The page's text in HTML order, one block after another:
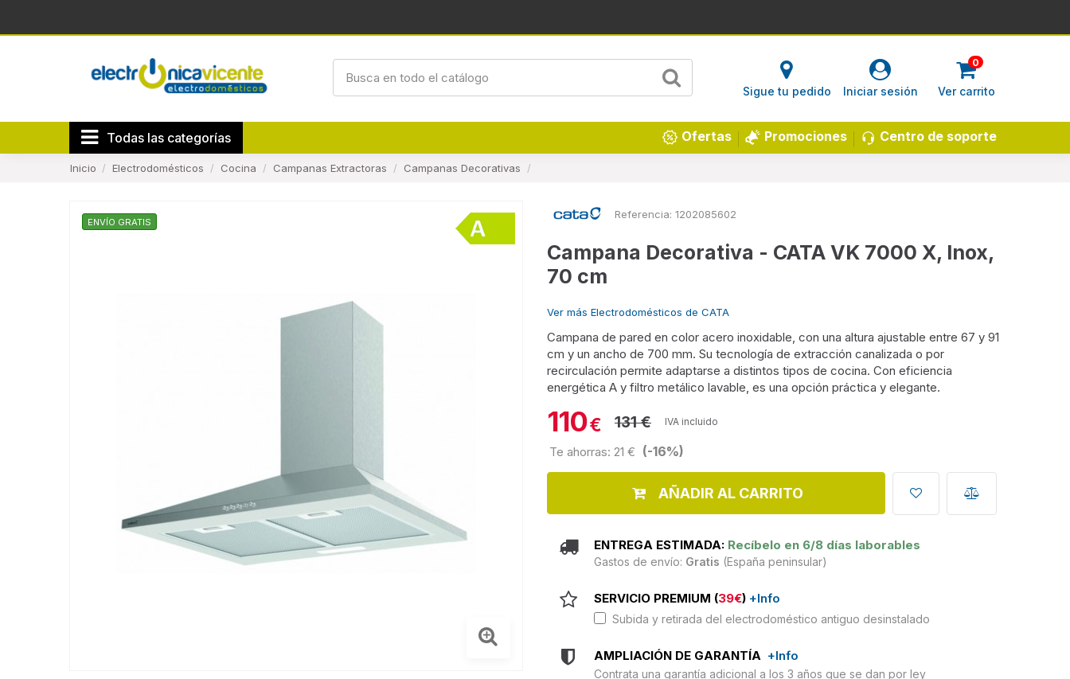
Sigue tu pedido Iniciar sesión
0
Ver carrito
Todas las categorías Centro de soporte
Promociones
Ofertas
Inicio Electrodomésticos Cocina Campanas Extractoras Campanas Decorativas
ENVÍO GRATIS
Referencia: 1202085602
Campana Decorativa - CATA VK 7000 X, Inox,
70 cm
Ver más Electrodomésticos de CATA
Campana de pared en color acero inoxidable, con una altura ajustable entre 67 y 91
cm y un ancho de 700 mm. Su tecnología de extracción canalizada o por
recirculación permite adaptarse a distintos tipos de cocina. Con eficiencia
energética A y filtro metálico lavable, es una opción práctica y elegante.
110€ 131 € IVA incluido
Te ahorras: 21 € (-16%)
AÑADIR AL CARRITO
ENTREGA ESTIMADA: Recíbelo en 6/8 días laborables
Gastos de envío: Gratis (España peninsular)
SERVICIO PREMIUM (39€) +Info
Subida y retirada del electrodoméstico antiguo desinstalado
AMPLIACIÓN DE GARANTÍA +Info
Contrata una garantía adicional a los 3 años que se dan por ley